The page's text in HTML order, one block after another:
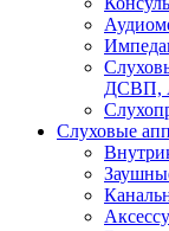
ДСВП,
Слуховые